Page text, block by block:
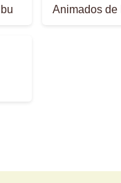
Animados de